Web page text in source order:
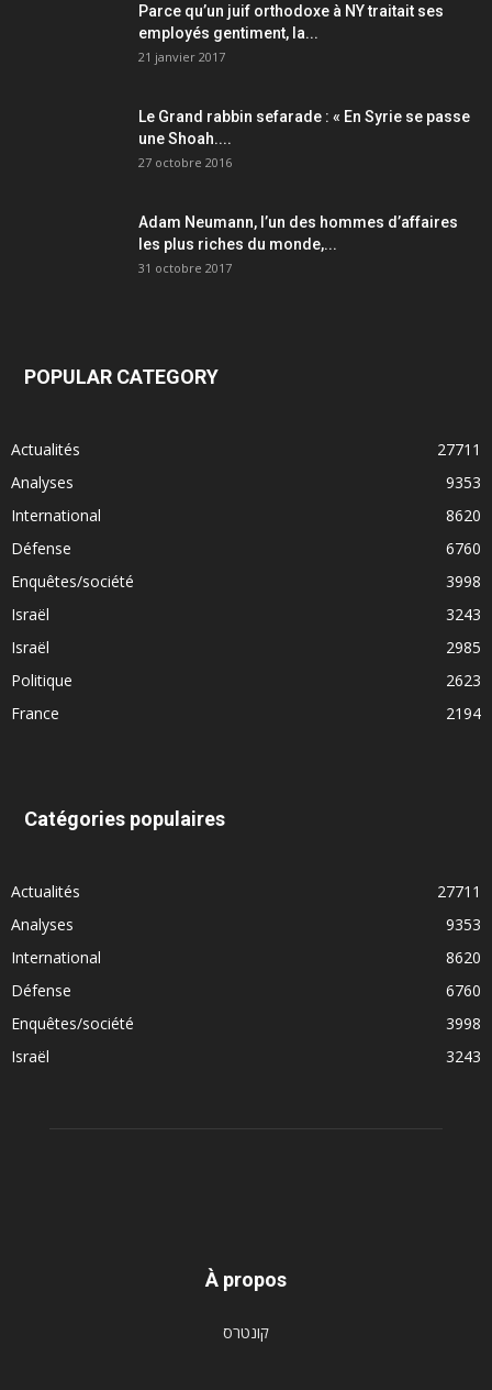
Parce qu’un juif orthodoxe à NY traitait ses
employés gentiment, la...
21 janvier 2017
Le Grand rabbin sefarade : « En Syrie se passe
une Shoah....
27 octobre 2016
Adam Neumann, l’un des hommes d’affaires
les plus riches du monde,...
31 octobre 2017
POPULAR CATEGORY
Actualités
27711
Analyses
9353
International
8620
Défense
6760
Enquêtes/société
3998
Israël
3243
Israël
2985
Politique
2623
France
2194
Catégories populaires
Actualités
27711
Analyses
9353
International
8620
Défense
6760
Enquêtes/société
3998
Israël
3243
À propos
קונטרס